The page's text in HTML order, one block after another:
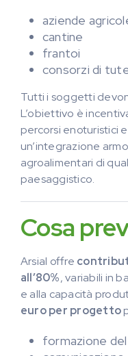
aziende
cantine
frantoi
consorzi di
Tutti i soggetti
L’obiettivo è
percorsi enoturistici
un’integrazione
agroalimentari di
paesaggistico.
Cosa
Arsial offre
all’80%, variabili in
e alla capacità
euro per progetto
formazione